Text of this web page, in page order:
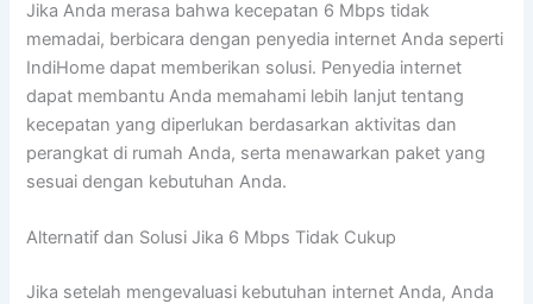
Jika Anda merasa bahwa kecepatan 6 Mbps tidak
memadai, berbicara dengan penyedia internet Anda seperti
IndiHome dapat memberikan solusi. Penyedia internet
dapat membantu Anda memahami lebih lanjut tentang
kecepatan yang diperlukan berdasarkan aktivitas dan
perangkat di rumah Anda, serta menawarkan paket yang
sesuai dengan kebutuhan Anda.
Alternatif dan Solusi Jika 6 Mbps Tidak Cukup
Jika setelah mengevaluasi kebutuhan internet Anda, Anda